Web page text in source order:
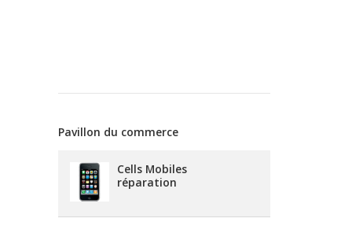
Pavillon du commerce
Cells Mobiles
réparation